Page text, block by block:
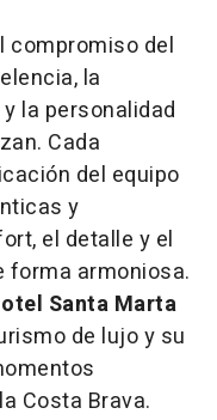
compromiso del
la
la personalidad
Cada
del equipo
y
el detalle y el
forma armoniosa.
Santa Marta
de lujo y su
Costa Brava.